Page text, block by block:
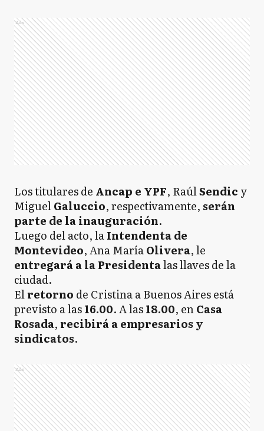
Ads
Los titulares de Ancap e YPF, RaúlSendic y
MiguelGaluccio, respectivamente, serán
parte de la inauguración.
Luego del acto, laIntendenta de
Montevideo, Ana MaríaOlivera, le
entregará a la Presidentalas llaves de la
ciudad.
Elretorno de Cristina a Buenos Aires está
previsto a las16.00. A las18.00, enCasa
Rosada, recibirá a empresarios y
sindicatos.
Ads